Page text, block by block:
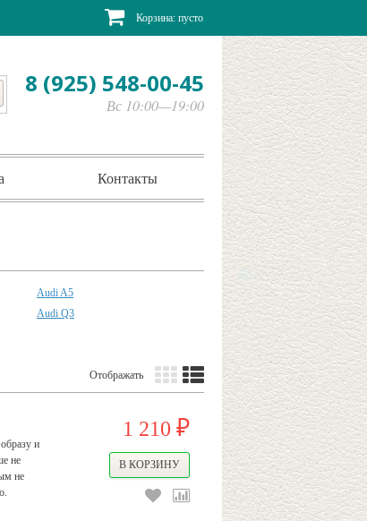
Корзина: пусто
8 (925) 548-00-45
Вс 10:00—19:00
Контакты
Audi A5
Audi Q3
Отображать
и
не
не
1 210 ₽